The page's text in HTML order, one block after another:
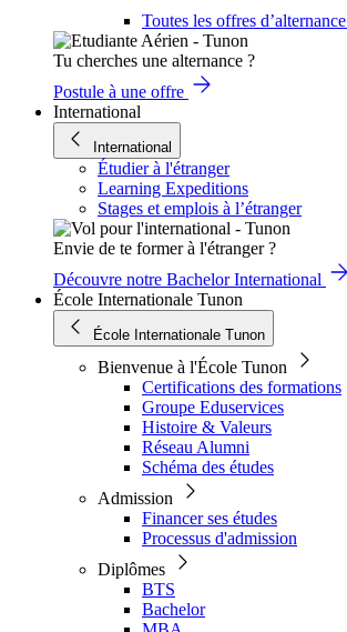
Toutes les offres d’alternance
Tu cherches une alternance ?
Postule à une offre
International
International
Étudier à l'étranger
Learning Expeditions
Stages et emplois à l’étranger
Envie de te former à l'étranger ?
Découvre notre Bachelor International
École Internationale Tunon
École Internationale Tunon
Bienvenue à l'École Tunon
Certifications des formations
Groupe Eduservices
Histoire & Valeurs
Réseau Alumni
Schéma des études
Admission
Financer ses études
Processus d'admission
Diplômes
BTS
Bachelor